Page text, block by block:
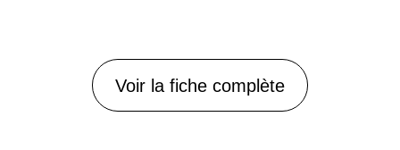
Voir la fiche complète